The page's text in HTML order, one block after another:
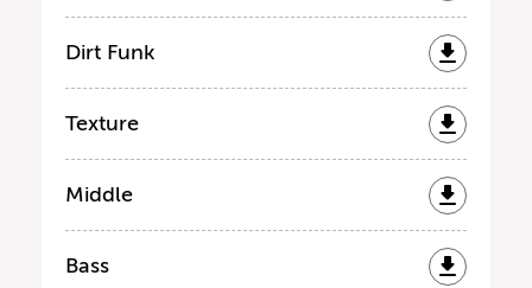
Dirt Funk
Texture
Middle
Bass